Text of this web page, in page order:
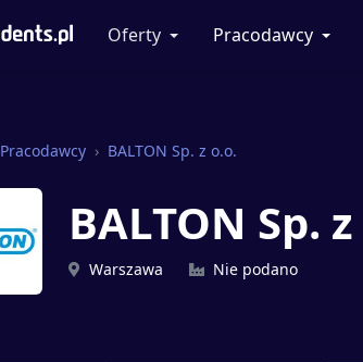
Oferty Pracodawcy
Pracodawcy BALTON Sp. z o.o.
BALTON Sp.
Warszawa Nie podano